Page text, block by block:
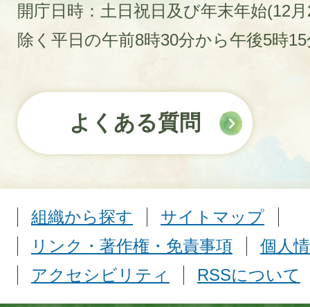
開庁日時：土日祝日及び年末年始(12
除く平日の午前8時30分から午後5時
よくある質問
組織から探す
サイトマップ
リンク・著作権・免責事項
個人
アクセシビリティ
RSSについて